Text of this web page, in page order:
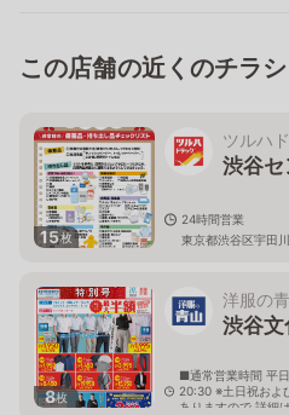
この店舗の近くのチラシ
15枚
ツルハ
渋谷
24時間営業
東京都渋谷区宇田
8枚
洋服の
渋谷
■通常営業時間 平
20:30 ※土日祝およ
ありますので 詳細